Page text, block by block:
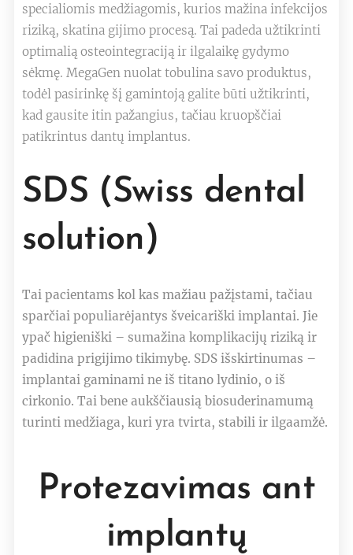
specialiomis medžiagomis, kurios mažina infekcijos
riziką, skatina gijimo procesą. Tai padeda užtikrinti
optimalią osteointegraciją ir ilgalaikę gydymo
sėkmę. MegaGen nuolat tobulina savo produktus,
todėl pasirinkę šį gamintoją galite būti užtikrinti,
kad gausite itin pažangius, tačiau kruopščiai
patikrintus dantų implantus.
SDS (Swiss dental
solution)
Tai pacientams kol kas mažiau pažįstami, tačiau
sparčiai populiarėjantys šveicariški implantai. Jie
ypač higieniški – sumažina komplikacijų riziką ir
padidina prigijimo tikimybę. SDS išskirtinumas –
implantai gaminami ne iš titano lydinio, o iš
cirkonio. Tai bene aukščiausią biosuderinamumą
turinti medžiaga, kuri yra tvirta, stabili ir ilgaamžė.
Protezavimas ant
implantų